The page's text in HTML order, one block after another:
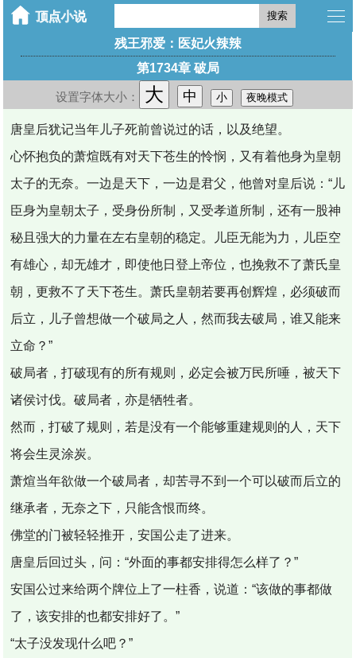
搜索
残王邪爱：医妃火辣辣
第1734章 破局
设置字体大小： 大 中 小 夜晚模式
唐皇后犹记当年儿子死前曾说过的话，以及绝望。
心怀抱负的萧煊既有对天下苍生的怜悯，又有着他身为皇朝
太子的无奈。一边是天下，一边是君父，他曾对皇后说：“儿
臣身为皇朝太子，受身份所制，又受孝道所制，还有一股神
秘且强大的力量在左右皇朝的稳定。儿臣无能为力，儿臣空
有雄心，却无雄才，即使他日登上帝位，也挽救不了萧氏皇
朝，更救不了天下苍生。萧氏皇朝若要再创辉煌，必须破而
后立，儿子曾想做一个破局之人，然而我去破局，谁又能来
立命？”
破局者，打破现有的所有规则，必定会被万民所唾，被天下
诸侯讨伐。破局者，亦是牺牲者。
然而，打破了规则，若是没有一个能够重建规则的人，天下
将会生灵涂炭。
萧煊当年欲做一个破局者，却苦寻不到一个可以破而后立的
继承者，无奈之下，只能含恨而终。
佛堂的门被轻轻推开，安国公走了进来。
唐皇后回过头，问：“外面的事都安排得怎么样了？”
安国公过来给两个牌位上了一柱香，说道：“该做的事都做
了，该安排的也都安排好了。”
“太子没发现什么吧？”